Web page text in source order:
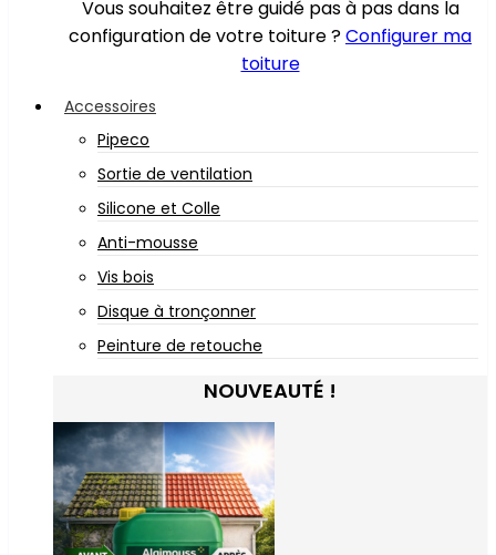
Vous souhaitez être guidé pas à pas dans la
configuration de votre toiture ?Configurer ma
toiture
Accessoires
Pipeco
Sortie de ventilation
Silicone et Colle
Anti-mousse
Vis bois
Disque à tronçonner
Peinture de retouche
NOUVEAUTÉ !